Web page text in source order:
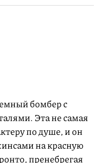
бомбер с
Эта не самая
по душе, и он
на красную
пренебрегая